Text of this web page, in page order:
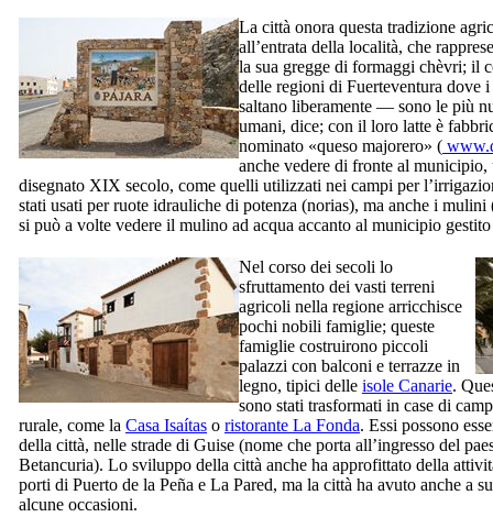
La città onora questa tradizione
all’entrata della località, che
la sua gregge di formaggi chèvri; il
delle regioni di Fuerteventura dove
saltano liberamente — sono le più
umani, dice; con il loro latte è
nominato «queso majorero» (
anche vedere di fronte al
disegnato XIX secolo, come quelli utilizzati nei campi per
stati usati per ruote idrauliche di potenza (norias), ma anche i mulini
si può a volte vedere il mulino ad acqua accanto al municipio
Nel corso dei secoli lo
sfruttamento dei vasti terreni
agricoli nella regione arricchisce
pochi nobili famiglie; queste
famiglie costruirono piccoli
palazzi con balconi e terrazze in
legno, tipici delle isole Canarie.
sono stati trasformati in case di
rurale, come la Casa Isaítas o ristorante La Fonda. Essi possono
della città, nelle strade di Guise (nome che porta all’ingresso del
Betancuria). Lo sviluppo della città anche ha approfittato della
porti di Puerto de la Peña e La Pared, ma la città ha avuto anche a
alcune occasioni.